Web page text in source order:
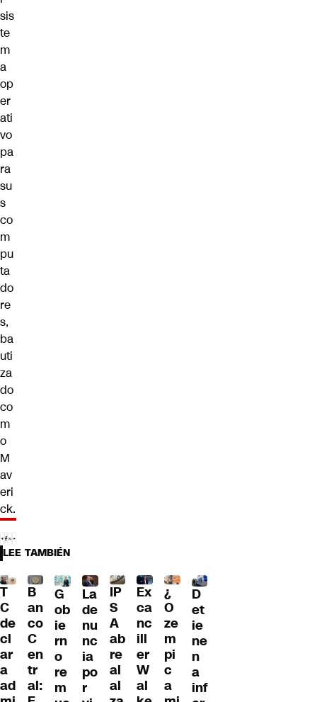
sis
te
m
a
op
er
ati
vo
pa
ra
su
s
co
m
pu
ta
do
re
s,
ba
uti
za
do
co
m
o
M
av
eri
ck.
LEE TAMBIÉN
T
C
de
cl
ar
a
ad
B
an
co
C
en
tr
al:
G
ob
ie
rn
o
re
m
La
de
nu
nc
ia
po
r
IP
S
A
ab
re
al
al
Ex
ca
nc
ill
er
W
al
¿
O
ze
m
pi
c
a
D
et
ie
ne
n
a
inf